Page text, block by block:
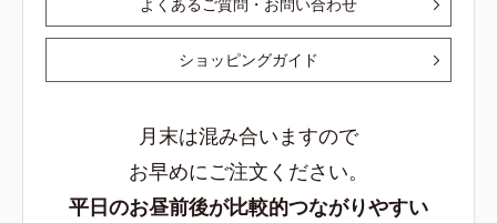
ショッピングガイド
月末は混み合いますので
お早めにご注文ください。
平日のお昼前後が比較的つながりやすい